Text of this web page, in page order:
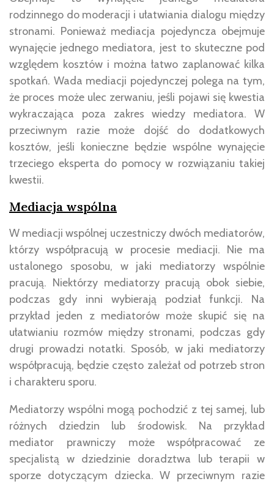
rodzinnego do moderacji i ułatwiania dialogu między
stronami. Ponieważ mediacja pojedyncza obejmuje
wynajęcie jednego mediatora, jest to skuteczne pod
względem kosztów i można łatwo zaplanować kilka
spotkań. Wada mediacji pojedynczej polega na tym,
że proces może ulec zerwaniu, jeśli pojawi się kwestia
wykraczająca poza zakres wiedzy mediatora. W
przeciwnym razie może dojść do dodatkowych
kosztów, jeśli konieczne będzie wspólne wynajęcie
trzeciego eksperta do pomocy w rozwiązaniu takiej
kwestii.
Mediacja wspólna
W mediacji wspólnej uczestniczy dwóch mediatorów,
którzy współpracują w procesie mediacji. Nie ma
ustalonego sposobu, w jaki mediatorzy wspólnie
pracują. Niektórzy mediatorzy pracują obok siebie,
podczas gdy inni wybierają podział funkcji. Na
przykład jeden z mediatorów może skupić się na
ułatwianiu rozmów między stronami, podczas gdy
drugi prowadzi notatki. Sposób, w jaki mediatorzy
współpracują, będzie często zależał od potrzeb stron
i charakteru sporu.
Mediatorzy wspólni mogą pochodzić z tej samej, lub
różnych dziedzin lub środowisk. Na przykład
mediator prawniczy może współpracować ze
specjalistą w dziedzinie doradztwa lub terapii w
sporze dotyczącym dziecka. W przeciwnym razie